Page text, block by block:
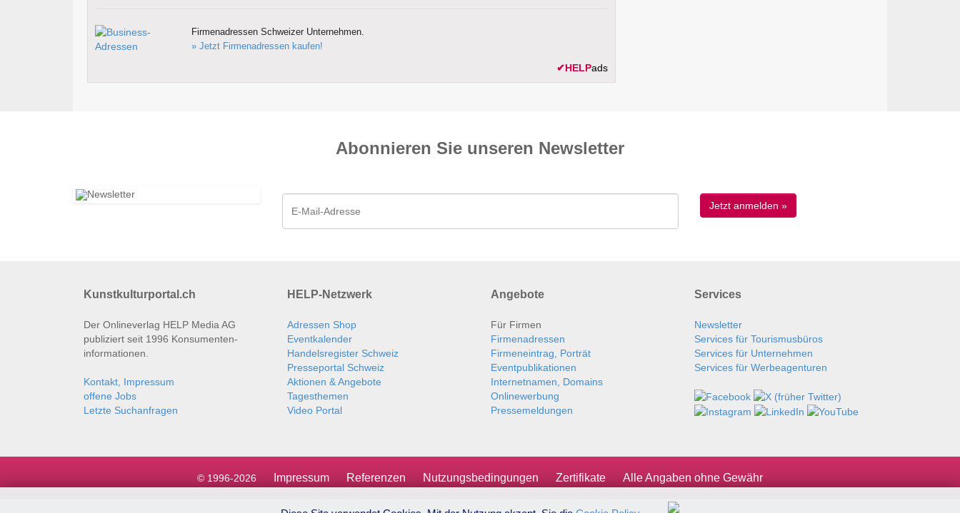
Firmenadressen Schweizer Unternehmen.
» Jetzt Firmenadressen kaufen!
✔HELPads
Abonnieren Sie unseren News­letter
Kunstkulturportal.ch
Der Onlineverlag HELP Media AG
publiziert seit 1996 Konsumenten­
informationen.
Kontakt, Impressum
offene Jobs
Letzte Suchanfragen
HELP-Netzwerk
Adressen Shop
Eventkalender
Handelsregister Schweiz
Presseportal Schweiz
Aktionen & Angebote
Tagesthemen
Video Portal
Angebote
Für Firmen
Firmenadressen
Firmeneintrag, Porträt
Eventpublikationen
Internetnamen, Domains
Onlinewerbung
Pressemeldungen
Services
Newsletter
Services für Tourismusbüros
Services für Unternehmen
Services für Werbeagenturen
© 1996-2026 Impressum Referenzen Nutzungsbedingungen Zertifikate Alle Angaben ohne Gewähr